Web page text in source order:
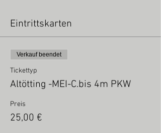
Eintrittskarten
Verkauf beendet
Tickettyp
Altötting -MEI-C.bis 4m PKW
Preis
25,00 €